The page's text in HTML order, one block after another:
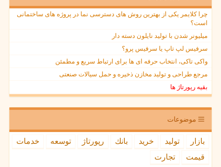
چرا کلایمر یکی از بهترین روش های دسترسی نما در پروژه های ساختمانی
است؟
میلیونر شدن با تولید نایلون دسته دار
سرفیس لپ تاپ یا سرفیس پرو؟
واکی تاکی، انتخاب حرفه ای ها برای ارتباط سریع و مطمئن
مرجع طراحی و تولید مخازن ذخیره و حمل سیالات صنعتی
بقیه رپورتاژ ها
موضوعات
بازار تولید خرید بانك رپورتاژ توسعه
خدمات
قیمت
تجارت